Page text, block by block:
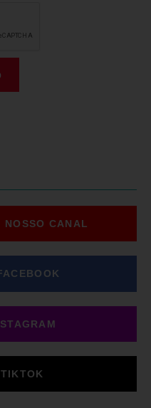
NOSSO CANAL